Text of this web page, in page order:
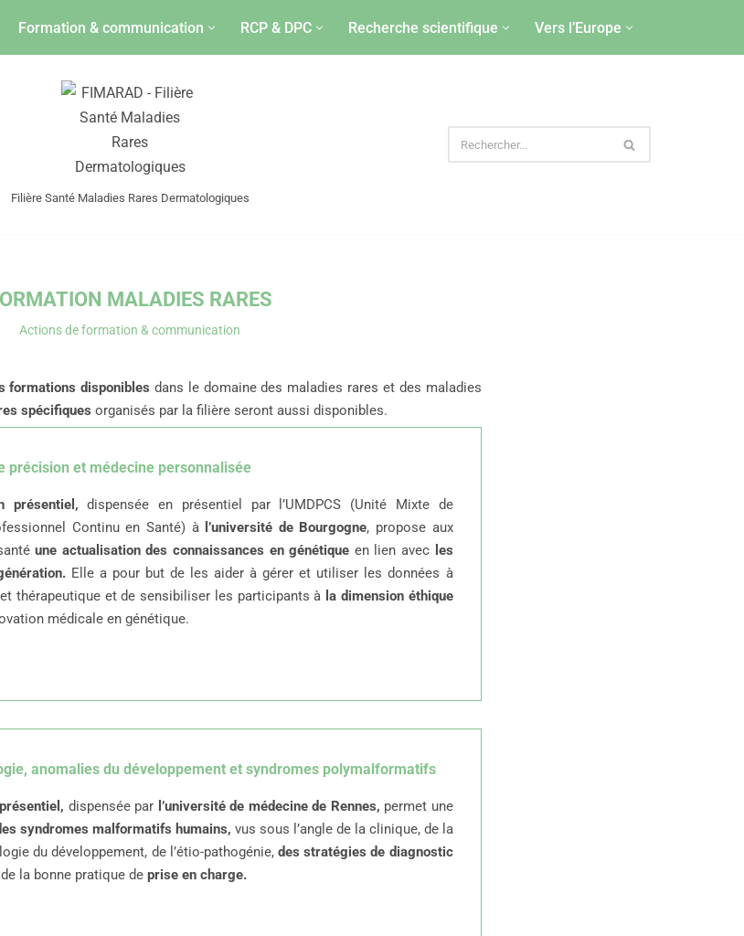
Formation & communication RCP & DPC Recherche scientifique Vers l’Europe
Filière Santé Maladies Rares Dermatologiques
MALADIES RARES
Actions de formation & communication
formations disponibles dans le domaine des maladies rares et des maladies
spécifiques organisés par la filière seront aussi disponibles.
précision et médecine personnalisée
présentiel, dispensée en présentiel par l’UMDPCS (Unité Mixte de
Continu en Santé)à l’université de Bourgogne, propose aux
une actualisation des connaissances en génétique en lien avec les
Elle a pour but de les aider à gérer et utiliser les données à
thérapeutique et de sensibiliser les participants à la dimension éthique
médicale en génétique.
anomalies du développement et syndromes polymalformatifs
dispensée par l’université de médecine de Rennes, permet une
syndromes malformatifs humains, vus sous l’angle de la clinique, de la
du développement, de l’étio-pathogénie, des stratégies de diagnostic
la bonne pratique de prise en charge.